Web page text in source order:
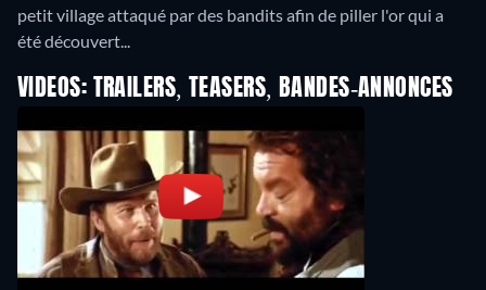
petit village attaqué par des bandits afin de piller l'or qui a
été découvert...
VIDEOS: TRAILERS, TEASERS, BANDES-ANNONCES